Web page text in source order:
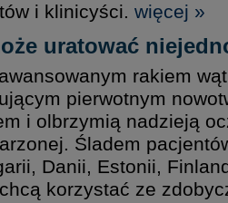
i klinicyści. więcej »
uratować
rakiem
pierwotnym
i olbrzymią nadzieją
Śladem
Danii, Estonii,
korzystać ze